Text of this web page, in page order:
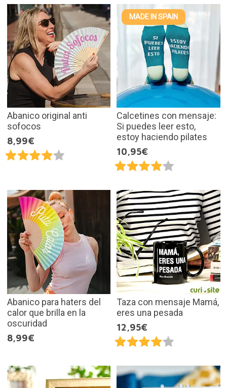
Abanico original anti
sofocos
8,99€
MADE IN SPAIN
Calcetines con mensaje:
Si puedes leer esto,
estoy haciendo pilates
10,95€
Abanico para haters del
calor que brilla en la
oscuridad
8,99€
Taza con mensaje Mamá,
eres una pesada
12,95€